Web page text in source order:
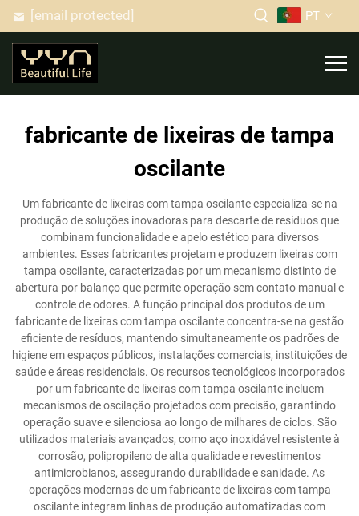
[email protected] PT
fabricante de lixeiras de tampa
oscilante
Um fabricante de lixeiras com tampa oscilante especializa-se na
produção de soluções inovadoras para descarte de resíduos que
combinam funcionalidade e apelo estético para diversos
ambientes. Esses fabricantes projetam e produzem lixeiras com
tampa oscilante, caracterizadas por um mecanismo distinto de
abertura por balanço que permite operação sem contato manual e
controle de odores. A função principal dos produtos de um
fabricante de lixeiras com tampa oscilante concentra-se na gestão
eficiente de resíduos, mantendo simultaneamente os padrões de
higiene em espaços públicos, instalações comerciais, instituições de
saúde e áreas residenciais. Os recursos tecnológicos incorporados
por um fabricante de lixeiras com tampa oscilante incluem
mecanismos de oscilação projetados com precisão, garantindo
operação suave e silenciosa ao longo de milhares de ciclos. São
utilizados materiais avançados, como aço inoxidável resistente à
corrosão, polipropileno de alta qualidade e revestimentos
antimicrobianos, assegurando durabilidade e sanidade. As
operações modernas de um fabricante de lixeiras com tampa
oscilante integram linhas de produção automatizadas com